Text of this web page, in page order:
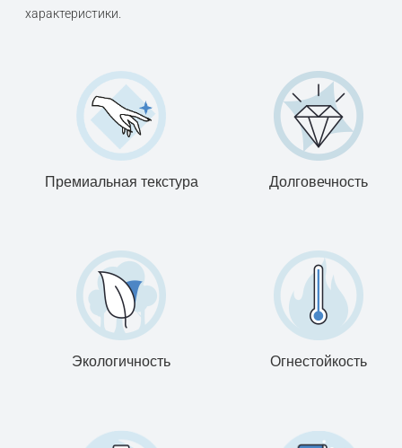
характеристики.
Премиальная текстура Долговечность
Экологичность Огнестойкость